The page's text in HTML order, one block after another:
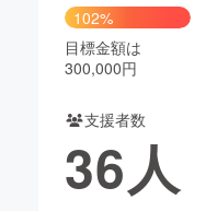
CAMPFIRE Creation
コミュニティ
102%
目標金額は
300,000円
支援者数
36人